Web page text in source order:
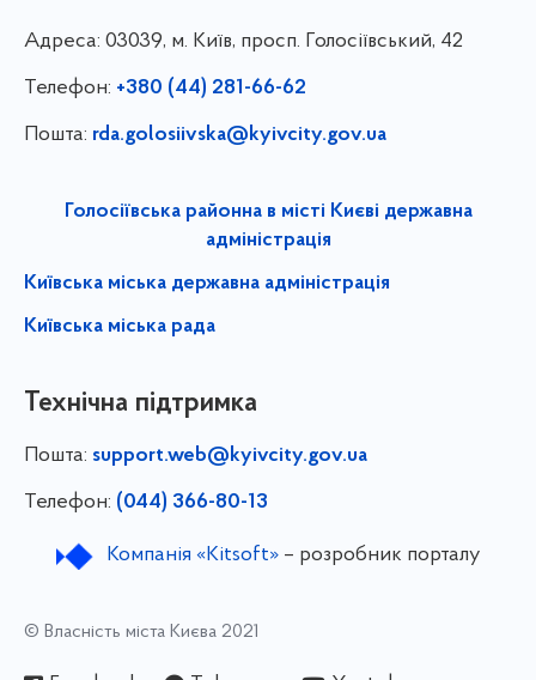
Адреса: 03039, м. Київ, просп. Голосіївський, 42
Телефон: +380 (44) 281-66-62
Пошта: rda.golosiivska@kyivcity.gov.ua
Голосіївська районна в місті Києві державна
адміністрація
Київська міська державна адміністрація
Київська міська рада
Технічна підтримка
Пошта: support.web@kyivcity.gov.ua
Телефон: (044) 366-80-13
Компанія «Kitsoft»– розробник порталу
© Власність міста Києва 2021